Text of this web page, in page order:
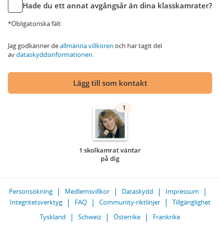
Hade du ett annat avgångsår än dina klasskamrater?
*Obligatoriska fält
Jag godkänner deallmänna villkoren och har tagit del
avdataskyddsinformationen.
Lägg till som kontakt
1
1 skolkamrat väntar
på dig
Personsökning Medlemsvillkor Dataskydd
Impressum
Integritetsverktyg
FAQ Community-riktlinjer
Tillgänglighet
Tyskland
Schweiz Österrike Frankrike